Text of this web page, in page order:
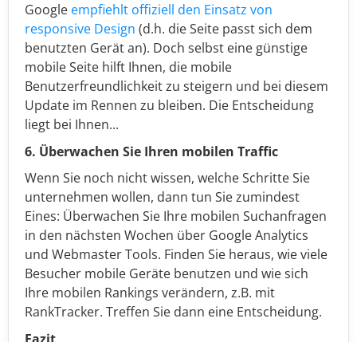
Google empfiehlt offiziell den Einsatz von
responsive Design (d.h. die Seite passt sich dem
benutzten Gerät an). Doch selbst eine günstige
mobile Seite hilft Ihnen, die mobile
Benutzerfreundlichkeit zu steigern und bei diesem
Update im Rennen zu bleiben. Die Entscheidung
liegt bei Ihnen...
6. Überwachen Sie Ihren mobilen Traffic
Wenn Sie noch nicht wissen, welche Schritte Sie
unternehmen wollen, dann tun Sie zumindest
Eines: Überwachen Sie Ihre mobilen Suchanfragen
in den nächsten Wochen über Google Analytics
und Webmaster Tools. Finden Sie heraus, wie viele
Besucher mobile Geräte benutzen und wie sich
Ihre mobilen Rankings verändern, z.B. mit
RankTracker. Treffen Sie dann eine Entscheidung.